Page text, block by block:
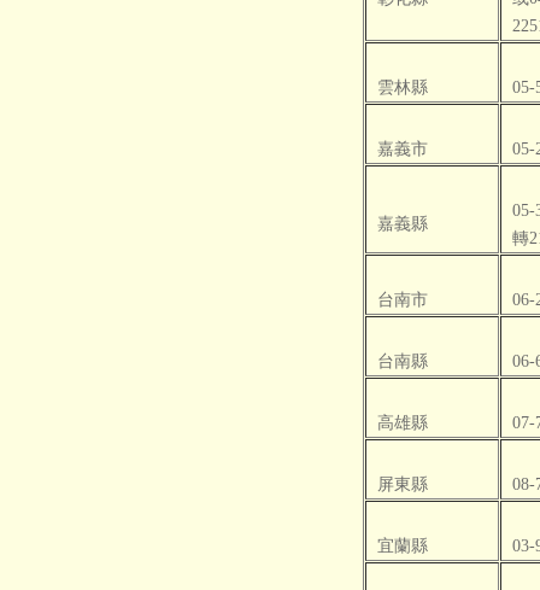
雲林縣 05-
嘉義市 05-
嘉義縣
05-
轉
台南市 06-
台南縣 06-
高雄縣 07-
屏東縣 08-
宜蘭縣 03-